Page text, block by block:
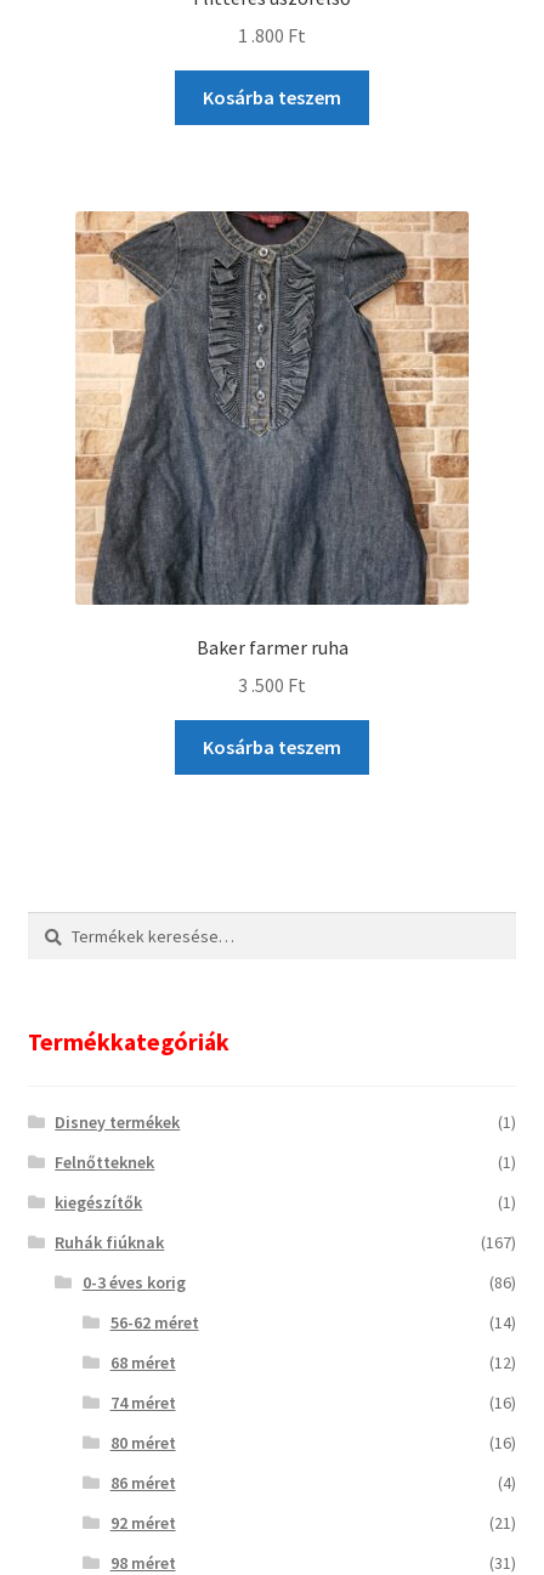
1 .800 Ft
Kosárba teszem
Baker farmer ruha
3 .500 Ft
Kosárba teszem
Keresés
Keresés
Termékkategóriák
Disney termékek
(1)
Felnőtteknek
(1)
kiegészítők
(1)
Ruhák fiúknak
(167)
0-3 éves korig
(86)
56-62 méret
(14)
68 méret
(12)
74 méret
(16)
80 méret
(16)
86 méret
(4)
92 méret
(21)
98 méret
(31)